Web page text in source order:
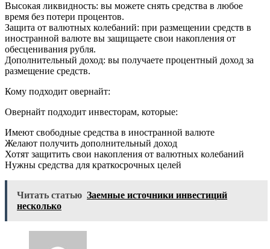
Высокая ликвидность: вы можете снять средства в любое
время без потери процентов.
Защита от валютных колебаний: при размещении средств в
иностранной валюте вы защищаете свои накопления от
обесценивания рубля.
Дополнительный доход: вы получаете процентный доход за
размещение средств.
Кому подходит овернайт:
Овернайт подходит инвесторам, которые:
Имеют свободные средства в иностранной валюте
Желают получить дополнительный доход
Хотят защитить свои накопления от валютных колебаний
Нужны средства для краткосрочных целей
Читать статью Заемные источники инвестиций
несколько